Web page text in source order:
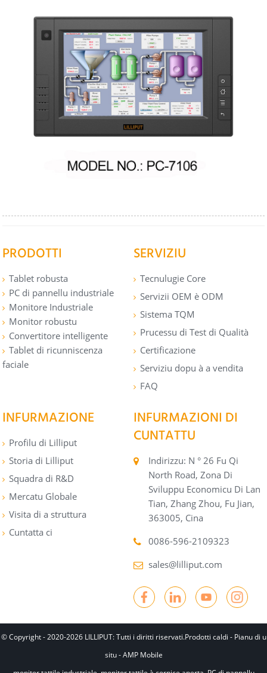
PRODOTTI
Tablet robusta
PC di pannellu industriale
Monitore Industriale
Monitor robustu
Convertitore intelligente
Tablet di ricunniscenza
faciale
SERVIZIU
Tecnulugie Core
Servizii OEM è ODM
Sistema TQM
Prucessu di Test di Qualità
Certificazione
Serviziu dopu à a vendita
FAQ
INFURMAZIONE
Profilu di Lilliput
Storia di Lilliput
Squadra di R&D
Mercatu Globale
Visita di a struttura
Cuntatta ci
INFURMAZIONI DI
CUNTATTU
Indirizzu: N ° 26 Fu Qi
North Road, Zona Di
Sviluppu Economicu Di Lan
Tian, ​​Zhang Zhou, Fu Jian,
363005, Cina
0086-596-2109323
sales@lilliput.com
© Copyright - 2020-2026 LILLIPUT: Tutti i diritti riservati.Prodotti caldi - Pianu di u
situ-AMP Mobile